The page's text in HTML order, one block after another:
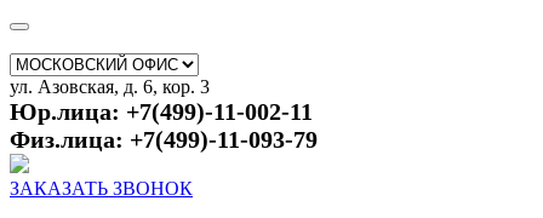
ул. Азовская, д. 6, кор. 3
Юр.лица: +7(499)-11-002-11
Физ.лица: +7(499)-11-093-79
ЗАКАЗАТЬ ЗВОНОК